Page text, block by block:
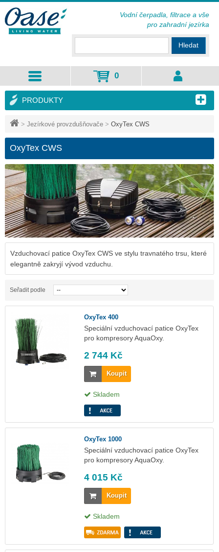
> Jezírkové provzdušňovače > OxyTex CWS
OxyTex CWS
Vzduchovací patice OxyTex CWS ve stylu travnatého trsu, které
elegantně zakryjí vývod vzduchu.
Seřadit podle
OxyTex 400
Speciální vzduchovací patice OxyTex
pro kompresory AquaOxy.
2 744 Kč
Koupit
Skladem
OxyTex 1000
Speciální vzduchovací patice OxyTex
pro kompresory AquaOxy.
4 015 Kč
Koupit
Skladem
PRODUKTY
Hledat
0
Vodní čerpadla, filtrace a vše
pro zahradní jezírka